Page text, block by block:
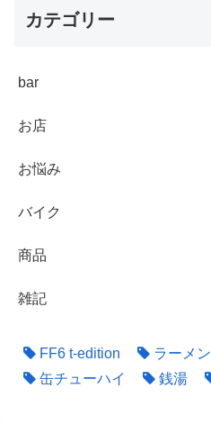
カテゴリー
bar
お店
お悩み
バイク
商品
雑記
FF6 t-edition ラーメン
缶チューハイ
銭湯